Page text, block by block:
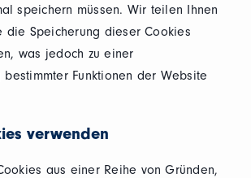
speichern müssen. Wir teilen Ihnen
die Speicherung dieser Cookies
was jedoch zu einer
bestimmter Funktionen der Website
verwenden
aus einer Reihe von Gründen,